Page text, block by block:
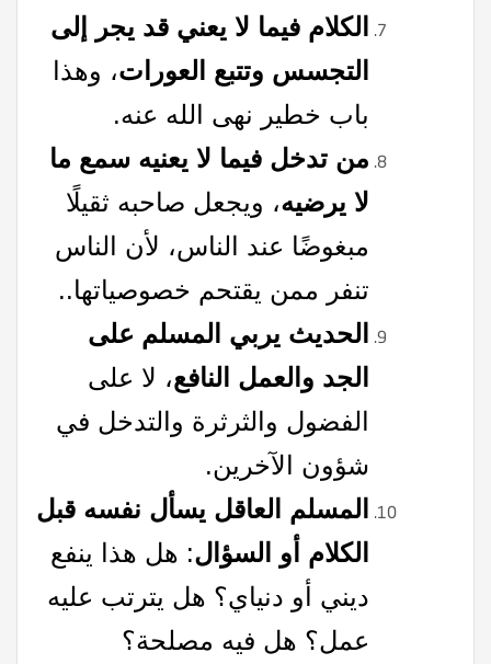
الكلام فيما لا يعني قد يجر إلى
التجسس وتتبع العورات، وهذا
باب خطير نهى الله عنه.
من تدخل فيما لا يعنيه سمع ما
لا يرضيه، ويجعل صاحبه ثقيلًا
مبغوضًا عند الناس، لأن الناس
تنفر ممن يقتحم خصوصياتها..
الحديث يربي المسلم على
الجد والعمل النافع، لا على
الفضول والثرثرة والتدخل في
شؤون الآخرين.
المسلم العاقل يسأل نفسه قبل
الكلام أو السؤال: هل هذا ينفع
ديني أو دنياي؟ هل يترتب عليه
عمل؟ هل فيه مصلحة؟